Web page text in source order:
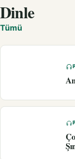
Dinle
Tümü